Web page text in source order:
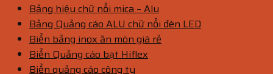
Bảng hiệu chữ nổi mica – Alu
Bảng Quảng cáo ALU chữ nổi đèn LED
Biển bảng inox ăn mòn giá rẻ
Biển Quảng cáo bạt Hiflex
Biển quảng cáo công ty